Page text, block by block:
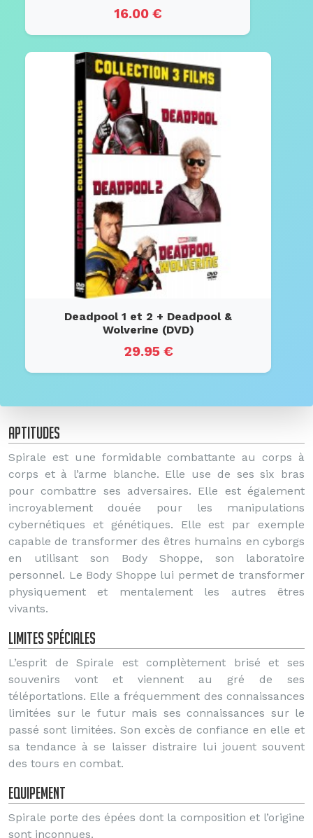
16.00 €
Deadpool 1 et 2 + Deadpool &
Wolverine (DVD)
29.95 €
Aptitudes
Spirale est une formidable combattante au corps à
corps et à l’arme blanche. Elle use de ses six bras
pour combattre ses adversaires. Elle est également
incroyablement douée pour les manipulations
cybernétiques et génétiques. Elle est par exemple
capable de transformer des êtres humains en cyborgs
en utilisant son Body Shoppe, son laboratoire
personnel. Le Body Shoppe lui permet de transformer
physiquement et mentalement les autres êtres
vivants.
Limites spéciales
L’esprit de Spirale est complètement brisé et ses
souvenirs vont et viennent au gré de ses
téléportations. Elle a fréquemment des connaissances
limitées sur le futur mais ses connaissances sur le
passé sont limitées. Son excès de confiance en elle et
sa tendance à se laisser distraire lui jouent souvent
des tours en combat.
Equipement
Spirale porte des épées dont la composition et l’origine
sont inconnues.